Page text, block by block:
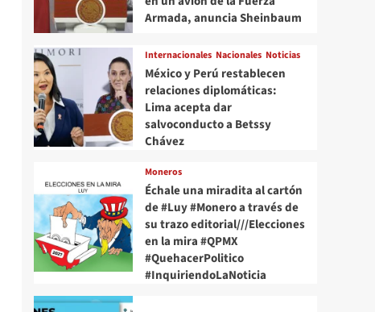
Armada, anuncia Sheinbaum
Internacionales Nacionales Noticias
México y Perú restablecen
relaciones diplomáticas:
Lima acepta dar
salvoconducto a Betssy
Chávez
Moneros
Échale una miradita al cartón
de #Luy #Monero a través de
su trazo editorial///Elecciones
en la mira #QPMX
#QuehacerPolitico
#InquiriendoLaNoticia